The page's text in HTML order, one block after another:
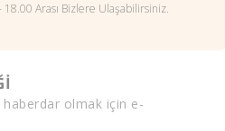
18.00 Arası Bizlere Ulaşabilirsiniz.
olmak için e-